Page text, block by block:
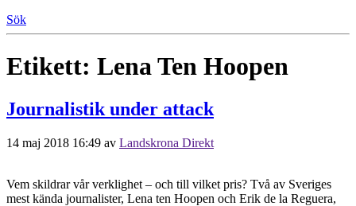
Sök
Etikett: Lena Ten Hoopen
Journalistik under attack
14 maj 2018 16:49 av Landskrona Direkt
Vem skildrar vår verklighet – och till vilket pris? Två av Sveriges
mest kända journalister, Lena ten Hoopen och Erik de la Reguera,